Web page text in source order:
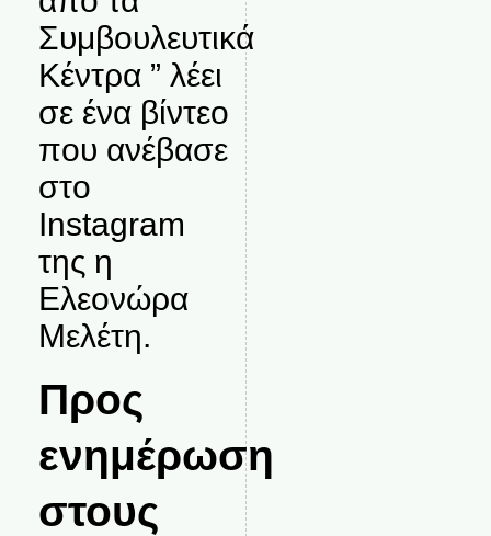
Συμβουλευτικά
Κέντρα ” λέει
σε ένα βίντεο
που ανέβασε
στο
Instagram
της η
Ελεονώρα
Μελέτη.
Προς
ενημέρωση
στους